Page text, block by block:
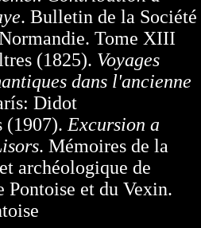
. Bulletin de la Société
Tome XIII
(1825). Voyages
dans l'ancienne
Didot
(1907). Excursion a
. Mémoires de la
archéologique de
Pontoise et du Vexin.